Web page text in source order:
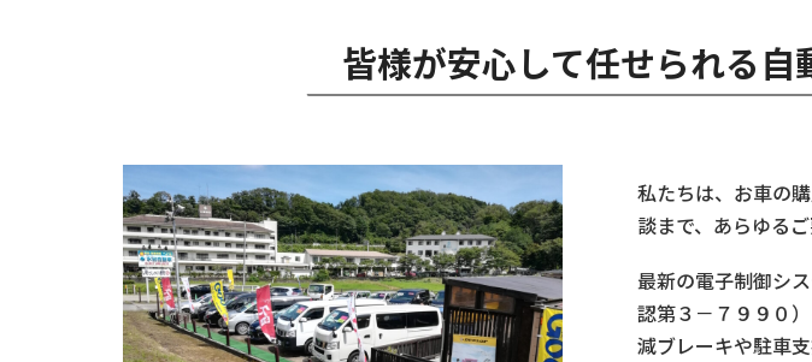
皆様が安心して任せられる
私たちは、お車の
談まで、あらゆる
最新の電子制御シ
認第３－７９９０
減ブレーキや駐車